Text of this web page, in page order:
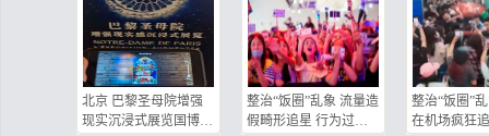
北京 巴黎圣母院增强
现实沉浸式展览国博启
整治“饭圈”乱象 流量造
假畸形追星 行为过激
整治“饭圈”
在机场疯狂